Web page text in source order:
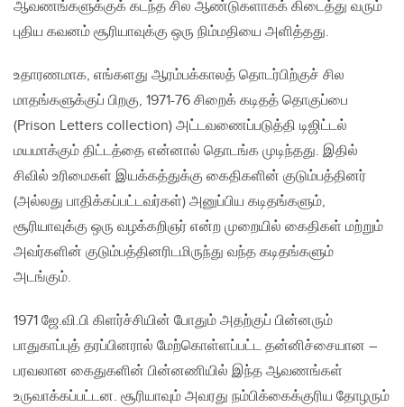
ஆவணங்களுக்குக் கடந்த சில ஆண்டுகளாகக் கிடைத்து வரும்
புதிய கவனம் சூரியாவுக்கு ஒரு நிம்மதியை அளித்தது.
உதாரணமாக, எங்களது ஆரம்பக்காலத் தொடர்பிற்குச் சில
மாதங்களுக்குப் பிறகு, 1971-76 சிறைக் கடிதத் தொகுப்பை
(Prison Letters collection) அட்டவணைப்படுத்தி டிஜிட்டல்
மயமாக்கும் திட்டத்தை என்னால் தொடங்க முடிந்தது. இதில்
சிவில் உரிமைகள் இயக்கத்துக்கு கைதிகளின் குடும்பத்தினர்
(அல்லது பாதிக்கப்பட்டவர்கள்) அனுப்பிய கடிதங்களும்,
சூரியாவுக்கு ஒரு வழக்கறிஞர் என்ற முறையில் கைதிகள் மற்றும்
அவர்களின் குடும்பத்தினரிடமிருந்து வந்த கடிதங்களும்
அடங்கும்.
1971 ஜே.வி.பி கிளர்ச்சியின் போதும் அதற்குப் பின்னரும்
பாதுகாப்புத் தரப்பினரால் மேற்கொள்ளப்பட்ட தன்னிச்சையான –
பரவலான கைதுகளின் பின்னணியில் இந்த ஆவணங்கள்
உருவாக்கப்பட்டன. சூரியாவும் அவரது நம்பிக்கைக்குரிய தோழரும்